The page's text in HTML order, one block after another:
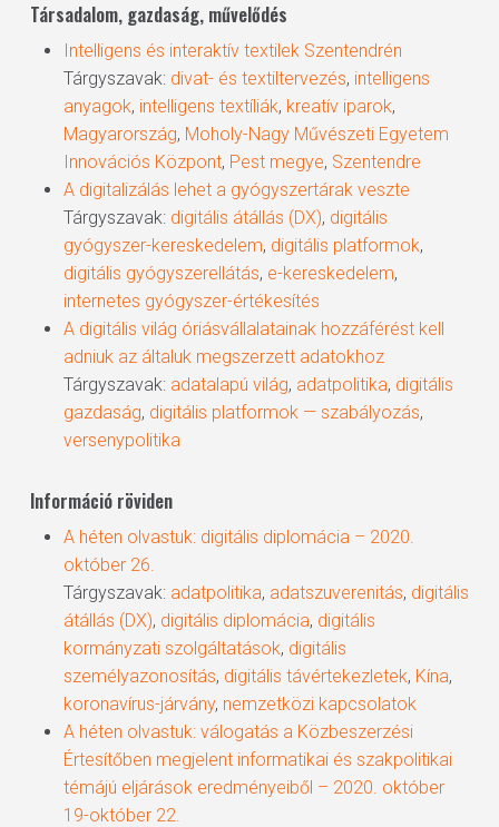
Társadalom, gazdaság, művelődés
Intelligens és interaktív textilek Szentendrén
Tárgyszavak: divat- és textiltervezés, intelligens
anyagok, intelligens textíliák, kreatív iparok,
Magyarország, Moholy-Nagy Művészeti Egyetem
Innovációs Központ, Pest megye, Szentendre
A digitalizálás lehet a gyógyszer­tárak veszte
Tárgyszavak: digitális átállás (DX), digitális
gyógyszer-kereskedelem, digitális platformok,
digitális gyógyszerellátás, e-kereskedelem,
internetes gyógyszer-értékesítés
A digitális világ óriásvállalatainak hozzáférést kell
adniuk az általuk megszerzett adatokhoz
Tárgyszavak: adatalapú világ, adatpolitika, digitális
gazdaság, digitális platformok — szabályozás,
versenypolitika
Információ röviden
A héten olvastuk: digitális diplomácia – 2020.
október 26.
Tárgyszavak: adatpolitika, adatszuverenitás, digitális
átállás (DX), digitális diplomácia, digitális
kormányzati szolgáltatások, digitális
személyazonosítás, digitális távértekezletek, Kína,
koronavírus-járvány, nemzetközi kapcsolatok
A héten olvastuk: válogatás a Közbeszerzési
Értesítőben megjelent informatikai és szakpolitikai
témájú eljárások eredményeiből – 2020. október
19-október 22.